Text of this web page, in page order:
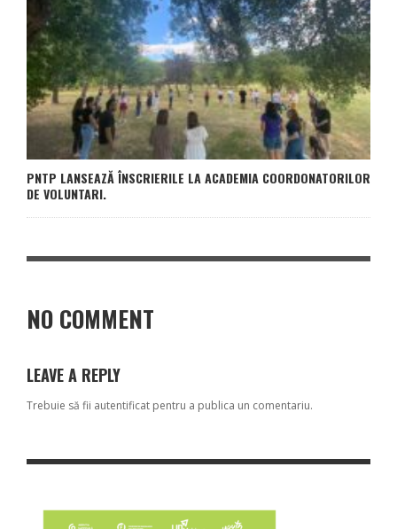
PNTP LANSEAZĂ ÎNSCRIERILE LA ACADEMIA COORDONATORILOR
DE VOLUNTARI.
NO COMMENT
LEAVE A REPLY
Trebuie să fii autentificat pentru a publica un comentariu.